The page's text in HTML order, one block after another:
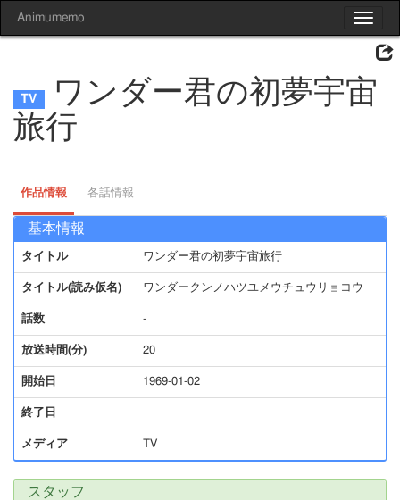
Toggle
Animumemo
ワンダー君の初夢宇宙
旅行
作品情報 各話情報
基本情報
タイトル ワンダー君の初夢宇宙旅行
タイトル(読み仮名) ワンダークンノハツユメウチュウリョコウ
話数 -
放送時間(分) 20
開始日 1969-01-02
終了日
メディア TV
スタッフ